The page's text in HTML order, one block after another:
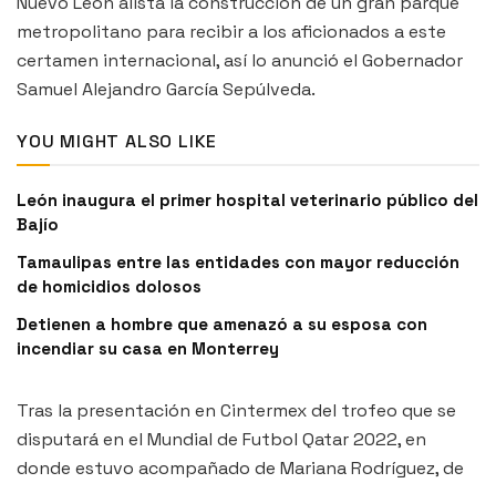
metropolitano para recibir a los aficionados a este
certamen internacional, así lo anunció el Gobernador
Samuel Alejandro García Sepúlveda.
YOU MIGHT ALSO LIKE
León inaugura el primer hospital veterinario público del
Bajío
Tamaulipas entre las entidades con mayor reducción
de homicidios dolosos
Detienen a hombre que amenazó a su esposa con
incendiar su casa en Monterrey
Tras la presentación en Cintermex del trofeo que se
disputará en el Mundial de Futbol Qatar 2022, en
donde estuvo acompañado de Mariana Rodríguez, de